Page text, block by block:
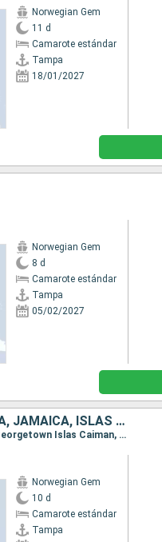
Norwegian Gem
11 d
Camarote estándar
Tampa
18/01/2027
Norwegian Gem
8 d
Camarote estándar
Tampa
05/02/2027
ESTADOS UNIDOS, BAHAMAS, REPÚBLICA DOMINICANA, JAMAICA, ISLAS CAIMÁN
Itinerario : Tampa, Key West, Great Stirrup Cay, Cabo Rojo, Falmouth, Georgetown Islas Caiman, Tampa
Norwegian Gem
10 d
Camarote estándar
Tampa